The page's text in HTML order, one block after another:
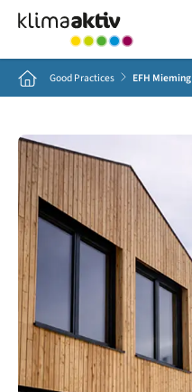
Home Good Practices EFH Mieming